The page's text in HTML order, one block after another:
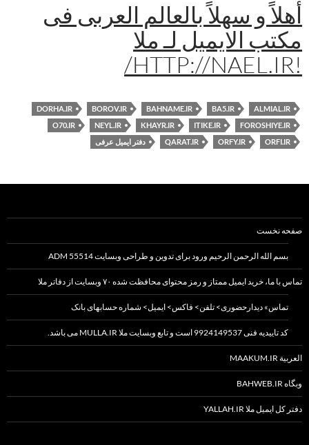
أهلاً و سهلاً بالعالم العربی فی
مکتب الایمیل لـ ملا
!HTTP://NAEL.IR/
ALMIAL.IR
BA5.IR
BAHNAME.IR
BOROV.IR
DORHA.IR
FOROSHIYE.IR
ITIKE.IR
KHAYR.IR
NEYL.IR
O70.IR
ORFI.IR
ORFY.IR
QARAT.IR دفتر ایمیل عرفی
صفحه نخست
بسم الله الرحمن الرحیم ورود برای تدوین و طراحی وبسایت 55514 ADM
تماس با ما، خرید ایمیل ممتاز و رمز محتوای محافظت شده ۷۰ وبسایت از دفاتر ملا
تماس» دیدارحضوری> تلفن> فاکس> ایمیل> شماره حسابهای بانک
کد تاییدیه فنی 9924149537 است و تابع وبسایت ملا MULLA.IR می باشد.
العربیة MAAKUM.IR
وبگاه BAHWEB.IR
دفتر کل ایمیل ملا YALLAH.IR